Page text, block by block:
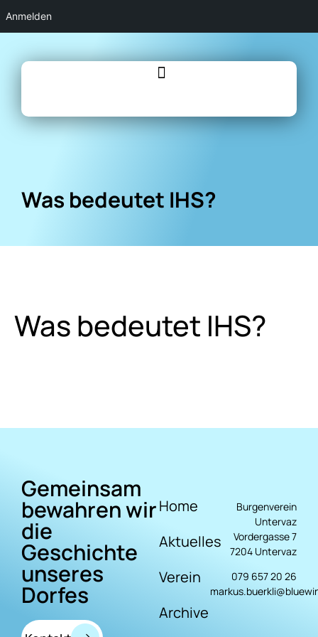
Anmelden
Was bedeutet IHS?
Was bedeutet IHS?
Gemeinsam
bewahren wir
die
Geschichte
unseres
Dorfes
Burgenverein
Untervaz
Vordergasse 7
7204 Untervaz
079 657 20 26
Home
Aktuelles
Verein
Archive